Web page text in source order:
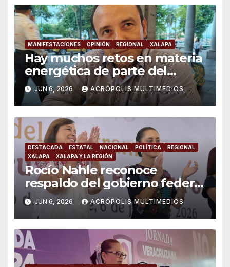
MANIFESTACIONES OPINIÓN REGIONAL XALAPA
Hay muchos retos en materia
energética de parte del
gobierno: “Movimiento de
Lucha Social”
JUN 6, 2026 ACRÓPOLIS MULTIMEDIOS
DESTACADA ESTATAL NACIONAL POLÍTICA
REGIONAL
XALAPA
XALAPA Y LA REGIÓN
Rocío Nahle reconoce
respaldo del gobierno federal
en beneficio de los jóvenes
JUN 6, 2026 ACRÓPOLIS MULTIMEDIOS